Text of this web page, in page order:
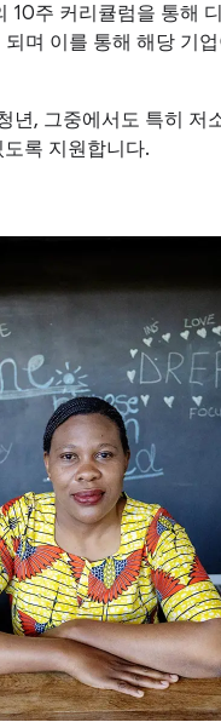
주 커리큘럼을 통해
며 이를 통해 해당 기
, 그중에서도 특히 저
록 지원합니다.